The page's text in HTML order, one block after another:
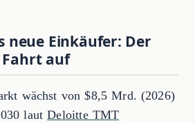
neue Einkäufer: Der
auf
wächst von $8,5 Mrd. (2026)
lautDeloitte TMT